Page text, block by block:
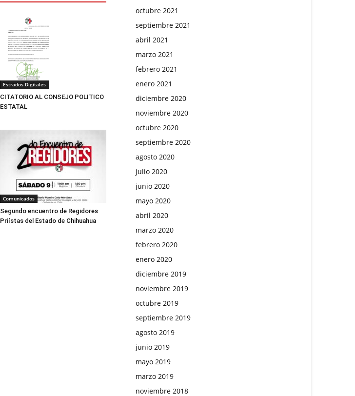
Estrados Digitales
CITATORIO AL CONSEJO POLITICO
ESTATAL
Comunicados
Segundo encuentro de Regidores
Priístas del Estado de Chihuahua
octubre 2021
septiembre 2021
abril 2021
marzo 2021
febrero 2021
enero 2021
diciembre 2020
noviembre 2020
octubre 2020
septiembre 2020
agosto 2020
julio 2020
junio 2020
mayo 2020
abril 2020
marzo 2020
febrero 2020
enero 2020
diciembre 2019
noviembre 2019
octubre 2019
septiembre 2019
agosto 2019
junio 2019
mayo 2019
marzo 2019
noviembre 2018